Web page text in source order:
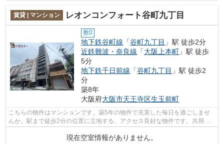
賃貸 | マンション レオンコンフォート谷町九丁目
敷0
地下鉄谷町線 「谷町九丁目 」駅 徒歩2分
近鉄難波・奈良線 「大阪上本町 」駅 徒歩
5分
地下鉄千日前線 「谷町九丁目 」駅 徒歩2
分
築8年
大阪府大阪市天王寺区生玉前町
こちらの物件はマンションです。築5年の物件で充実した毎日を過ごしませ
んか。駅まで徒歩2分の位置に立地する、アクセス良好な物件です。共用部
現在空室情報がありません。